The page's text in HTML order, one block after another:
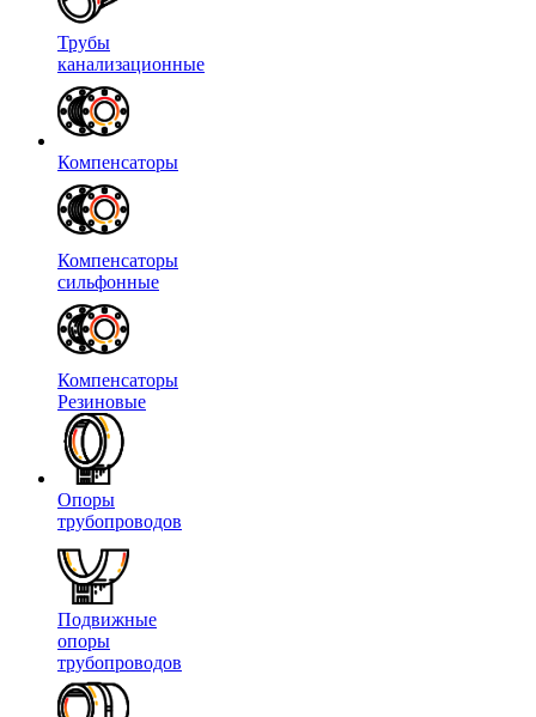
Трубы
канализационные
Компенсаторы
Компенсаторы
сильфонные
Компенсаторы
Резиновые
Опоры
трубопроводов
Подвижные
опоры
трубопроводов